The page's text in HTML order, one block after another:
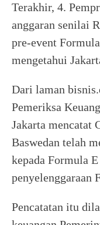
Terakhir, 4.
anggaran senilai
pre-event
mengetahui
Dari laman
Pemeriksa
Jakarta mencatat
Baswedan telah
kepada Formula
penyelenggaraan
Pencatatan itu